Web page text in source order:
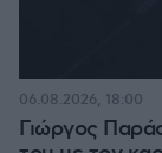
Γιώργος
06.08.2026, 18:00